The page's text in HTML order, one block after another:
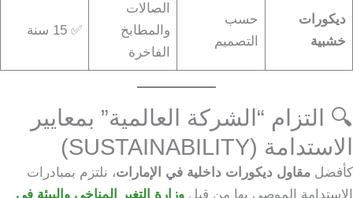
ديكورات
خشبية
حسب
التصميم
الصالات
والمطابخ
الفاخرة
✅ 15 سنة
🔍 التزام “الشركة العالمية” بمعايير
الاستدامة (SUSTAINABILITY)
كأفضل مقاول ديكورات داخلية في الإمارات، نلتزم بمبادرات
الاستدامة الموصى بها من قبل وزارة التغير المناخي والبيئة في